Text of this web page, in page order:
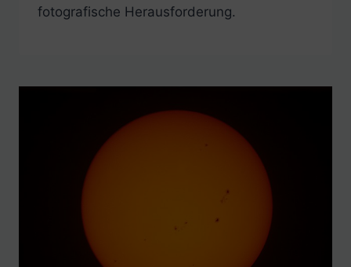
fotografische Herausforderung.